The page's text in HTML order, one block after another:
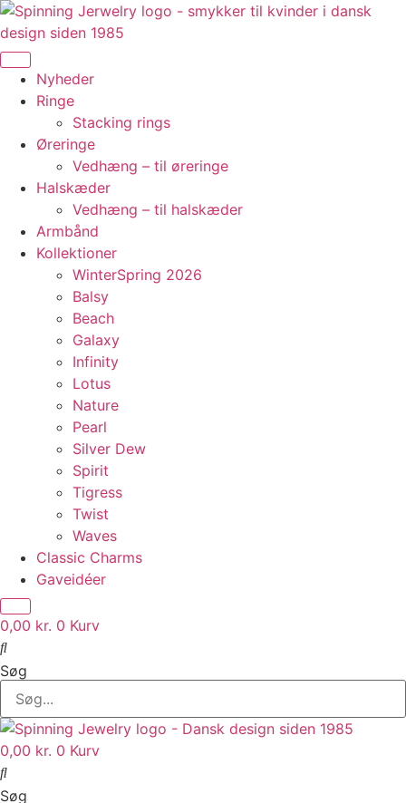
Videre
til
indhold
Nyheder
Ringe
Stacking rings
Øreringe
Vedhæng – til øreringe
Halskæder
Vedhæng – til halskæder
Armbånd
Kollektioner
WinterSpring 2026
Balsy
Beach
Galaxy
Infinity
Lotus
Nature
Pearl
Silver Dew
Spirit
Tigress
Twist
Waves
Classic Charms
Gaveidéer
0,00 kr. 0 Kurv
Søg
0,00 kr. 0 Kurv
Søg